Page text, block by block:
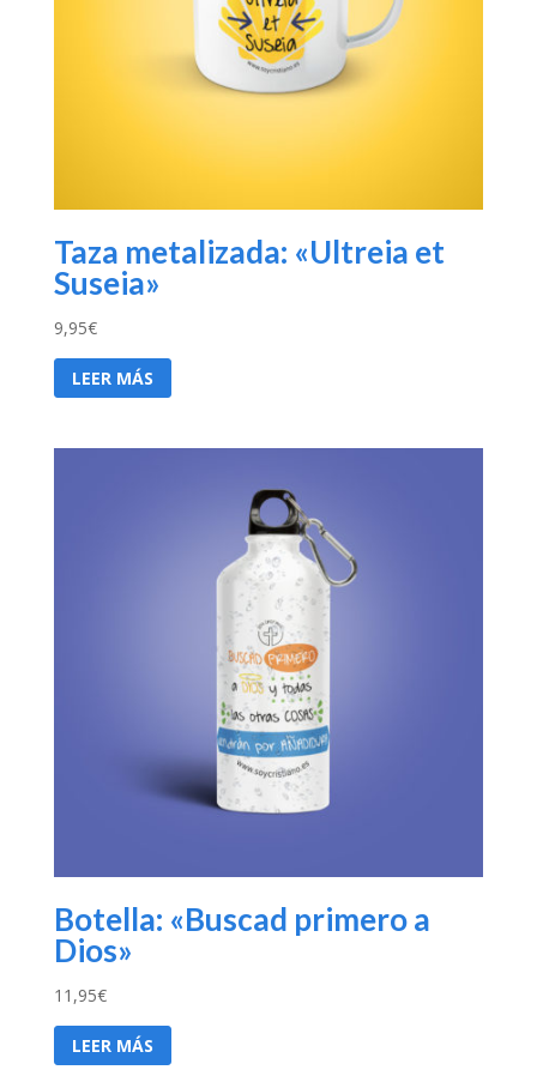
Taza metalizada: «Ultreia et
Suseia»
9,95€
LEER MÁS
Botella: «Buscad primero a
Dios»
11,95€
LEER MÁS